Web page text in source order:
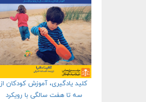
کلید یادگیری، آموزش کودکان از
سه تا هفت سالگی با رویکرد